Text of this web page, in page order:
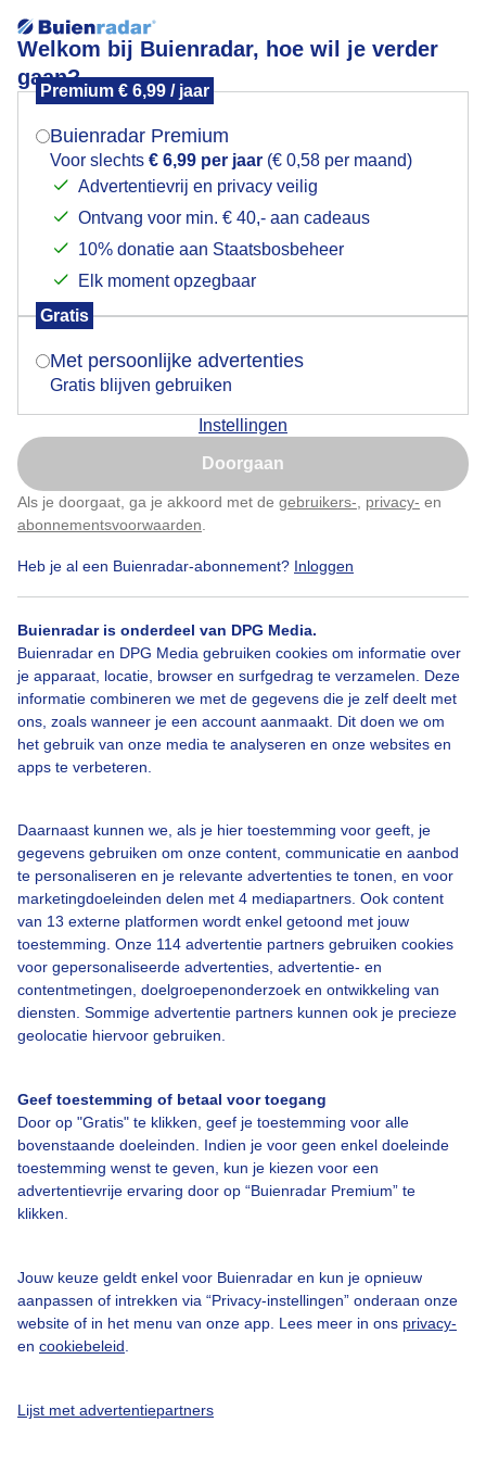
Welkom bij Buienradar, hoe wil je verder
gaan?
Premium € 6,99 / jaar
Buienradar Premium
Voor slechts € 6,99 per jaar (€ 0,58 per maand)
Advertentievrij en privacy veilig
Ontvang voor min. € 40,- aan cadeaus
10% donatie aan Staatsbosbeheer
Elk moment opzegbaar
Gratis
Met persoonlijke advertenties
Gratis blijven gebruiken
Instellingen
Doorgaan
Als je doorgaat, ga je akkoord met de gebruikers- privacy- en
abonnementsvoorwaarden
Heb je al een Buienradar-abonnement? Inloggen
Buienradar is onderdeel van DPG Media.
Buienradar en DPG Media gebruiken cookies om informatie over
je apparaat, locatie, browser en surfgedrag te verzamelen. Deze
informatie combineren we met de gegevens die je zelf deelt met
ons, zoals wanneer je een account aanmaakt. Dit doen we om
het gebruik van onze media te analyseren en onze websites en
apps te verbeteren.
Daarnaast kunnen we, als je hier toestemming voor geeft, je
gegevens gebruiken om onze content, communicatie en aanbod
te personaliseren en je relevante advertenties te tonen, en voor
marketingdoeleinden delen met 4 mediapartners. Ook content
van 13 externe platformen wordt enkel getoond met jouw
toestemming. Onze 114 advertentie partners gebruiken cookies
voor gepersonaliseerde advertenties, advertentie- en
contentmetingen, doelgroepenonderzoek en ontwikkeling van
diensten. Sommige advertentie partners kunnen ook je precieze
geolocatie hiervoor gebruiken.
Geef toestemming of betaal voor toegang
Door op "Gratis" te klikken, geef je toestemming voor alle
bovenstaande doeleinden. Indien je voor geen enkel doeleinde
toestemming wenst te geven, kun je kiezen voor een
advertentievrije ervaring door op “Buienradar Premium” te
klikken.
Jouw keuze geldt enkel voor Buienradar en kun je opnieuw
aanpassen of intrekken via “Privacy-instellingen” onderaan onze
website of in het menu van onze app. Lees meer in ons privacy-
en cookiebeleid
Lijst met advertentiepartners
Bui in de richting van Duitsland
Door: Isa Cremers
Bekijk slideshow
Een moment geduld aub...
Over Buienradar
Contact
Toegankelijkheid
Gebruikersvoorwaarden
Buienradar Team
Privacy beleid
Cookie beleid
Gratis weerdata
Mogen we je locatie gebruiken voor het
Indien je hier nog geen akkoord op hebt gegeven,
verschijnt er zo een pop-up uit je browser waarin
Is goed, toon de popup
Nu niet, misschien later
Klik hierom dit aan te passen